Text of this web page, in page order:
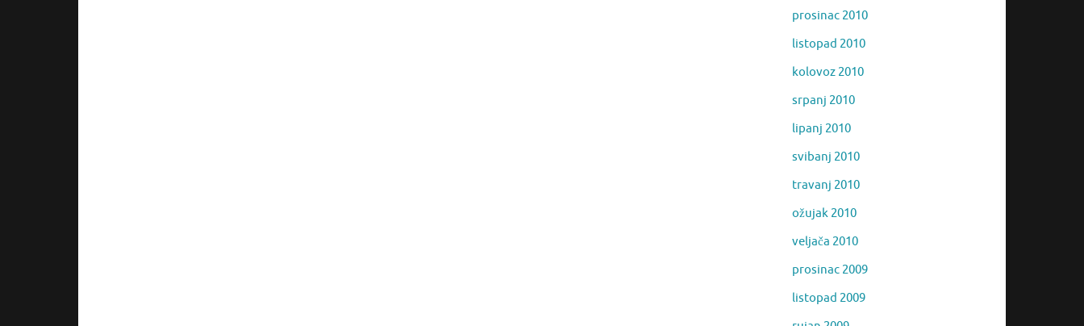
prosinac 2010
listopad 2010
kolovoz 2010
srpanj 2010
lipanj 2010
svibanj 2010
travanj 2010
ožujak 2010
veljača 2010
prosinac 2009
listopad 2009